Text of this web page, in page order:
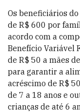
Os beneficiários do
de R$ 600 por
acordo com a
Benefício Variável
de R$ 50 a mães
para garantir a
acréscimo de R$
de 7 a 18 anos e
crianças de até 6